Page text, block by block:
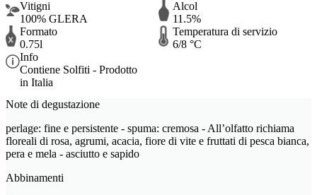
Vitigni
100% GLERA
Alcol
11.5%
Formato
0.75l
Temperatura di servizio
6/8 °C
Info
Contiene Solfiti - Prodotto
in Italia
Note di degustazione
perlage: fine e persistente - spuma: cremosa - All’olfatto richiama
floreali di rosa, agrumi, acacia, fiore di vite e fruttati di pesca bianca,
pera e mela - asciutto e sapido
Abbinamenti